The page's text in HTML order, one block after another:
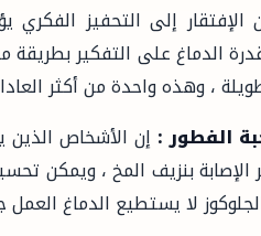
الإفتقار إلى التحفيز
الدماغ على التفكير بطريقة
، وهذه واحدة من أكثر
إن الأشخاص
لخطر الإصابة بنزيف المخ ،
لا يستطيع الدماغ العمل